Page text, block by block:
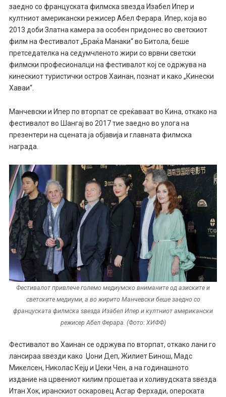
заедно со француската филмска ѕвезда Изабел Ипер и
култниот американски режисер Абел Ферара. Ипер, која во
2013 доби Златна камера за особен придонес во светскиот
филм на Фестивалот „Браќа Манаки“ во Битола, беше
претседателка на седумчленото жири со врвни светски
филмски професионалци на фестивалот кој се одржува на
кинескиот туристички остров Хаинан, познат и како „Кинески
Хаваи“.
Манчевски и Ипер по вторпат се среќаваат во Кина, откако на
фестивалот во Шангај во 2017 тие заедно во улога на
презентери на сцената ја објавија и главната филмска
награда.
Фестивалот привлече големо медиумско вниманите од азиските и
светските медиуми, а во жирито Манчевски беше заедно со
француската филмска ѕвезда Изабел Ипер и култниот американски
режисер Абел Ферара. (Фото: ХИФФ)
Фестивалот во Хаинан се одржува по вторпат, откако лани го
лансираа ѕвезди како Џони Деп, Жилиет Бинош, Мадс
Микелсен, Николас Кејџ и Џеки Чен, а на годинашното
издание на црвениот килим прошетаа и холивудската ѕвезда
Итан Хок, иранскиот оскаровец Асгар Ферхади, оперската